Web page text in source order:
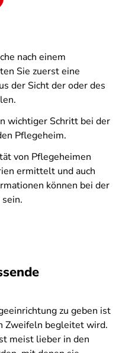
nach einem
Sie zuerst eine
der Sicht der oder des
wichtiger Schritt bei der
Pflegeheim.
von Pflegeheimen
ermittelt und auch
können bei der
zu geben ist
Zweifeln begleitet wird.
meist lieber in den